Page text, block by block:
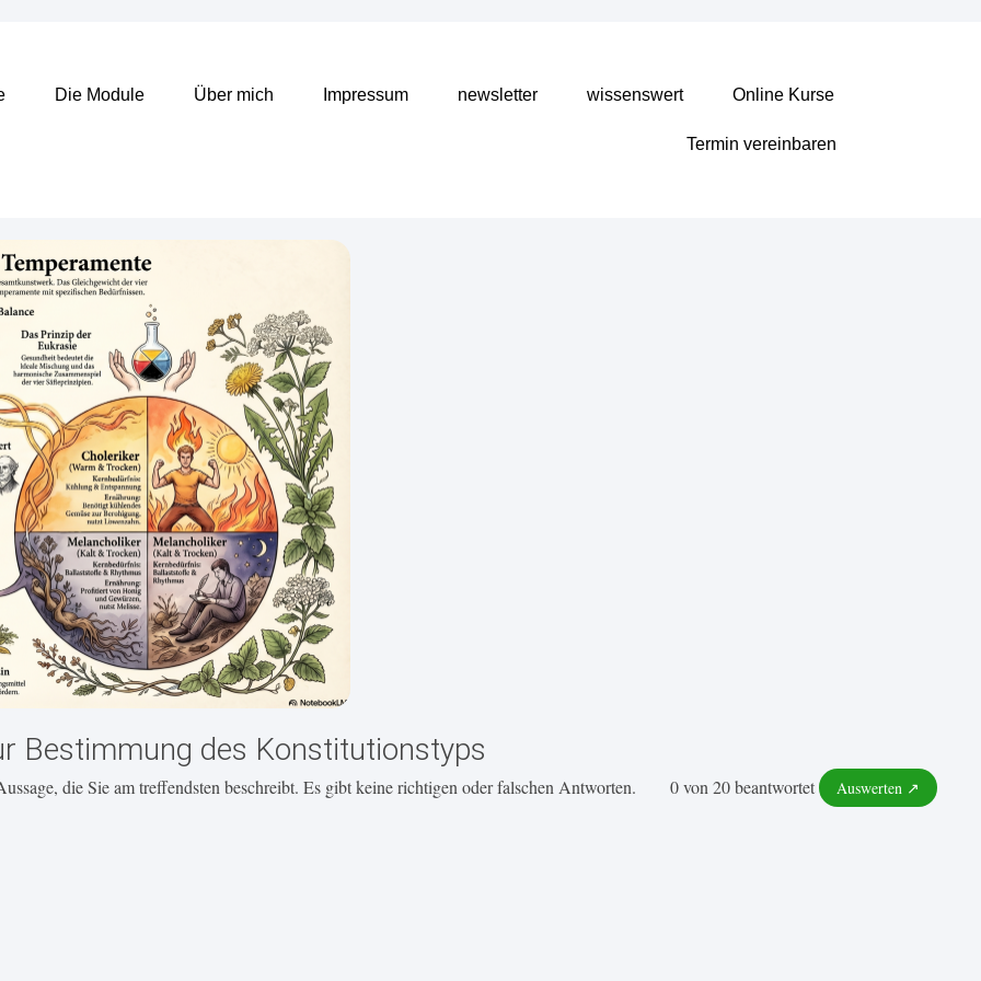
Die Module Über mich Impressum newsletter wissenswert Online Kurse
Termin vereinbaren
Bestimmung des Konstitutionstyps
die Sie am treffendsten beschreibt. Es gibt keine richtigen oder falschen Antworten. 0 von 20 beantwortet Auswerten ↗